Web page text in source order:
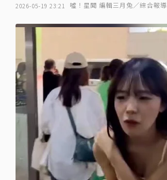
2026-05-19 23:21 噓！星聞 編輯三月兔／綜合報導